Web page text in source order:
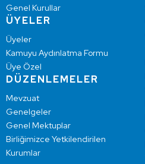
Genel Kurullar
ÜYELER
Üyeler
Kamuyu Aydınlatma Formu
Üye Özel
DÜZENLEMELER
Mevzuat
Genelgeler
Genel Mektuplar
Birliğimizce Yetkilendirilen
Kurumlar